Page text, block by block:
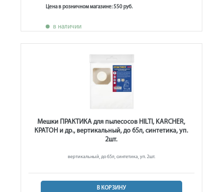
Цена в розничном магазине: 550 руб.
в наличии
Мешки ПРАКТИКА для пылесосов HILTI, KARCHER,
КРАТОН и др., вертикальный, до 65л, синтетика, уп.
2шт.
вертикальный, до 65л, синтетика, уп. 2шт.
В КОРЗИНУ